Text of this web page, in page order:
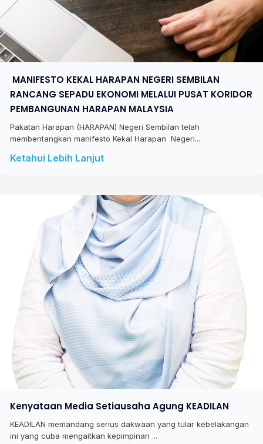
​ MANIFESTO KEKAL HARAPAN NEGERI SEMBILAN
RANCANG SEPADU EKONOMI MELALUI PUSAT KORIDOR
PEMBANGUNAN HARAPAN MALAYSIA
Pakatan Harapan (HARAPAN) Negeri Sembilan telah
membentangkan manifesto Kekal Harapan Negeri...
Ketahui Lebih Lanjut
Kenyataan Media Setiausaha Agung KEADILAN
KEADILAN memandang serius dakwaan yang tular kebelakangan
ini yang cuba mengaitkan kepimpinan ...